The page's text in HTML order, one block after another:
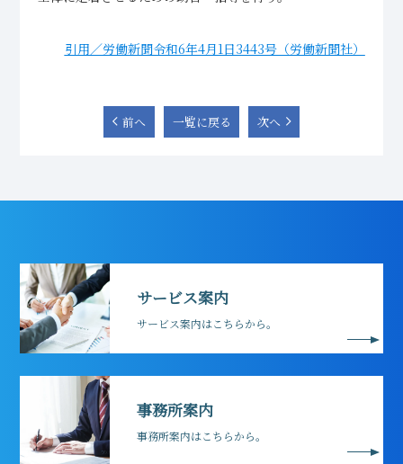
引用／労働新聞令和6年4月1日3443号（労働新聞社）
前へ 一覧に戻る 次へ
サービス案内
サービス案内はこちらから。
事務所案内
事務所案内はこちらから。